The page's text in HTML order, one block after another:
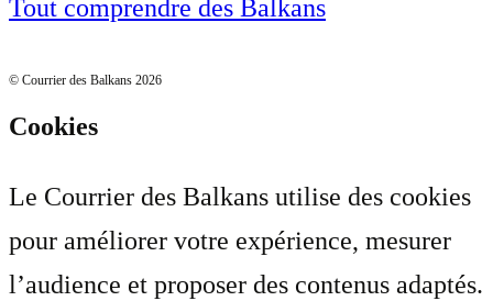
Tout comprendre des Balkans
© Courrier des Balkans 2026
Cookies
Le Courrier des Balkans utilise des cookies
pour améliorer votre expérience, mesurer
l’audience et proposer des contenus adaptés.